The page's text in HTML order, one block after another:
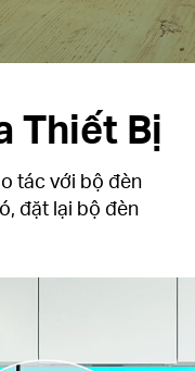
Thiết Bị
tác với bộ đèn
đặt lại bộ đèn